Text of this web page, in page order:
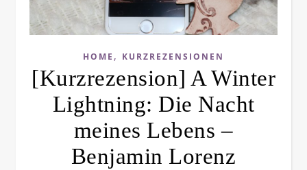
HOME , KURZREZENSIONEN
[Kurzrezension] A Winter
Lightning: Die Nacht
meines Lebens –
Benjamin Lorenz